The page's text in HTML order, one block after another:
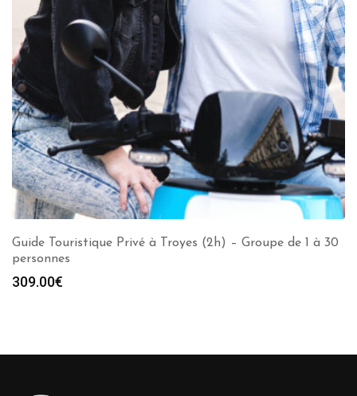
Guide Touristique Privé à Troyes (2h) – Groupe de 1 à 30
personnes
309.00€